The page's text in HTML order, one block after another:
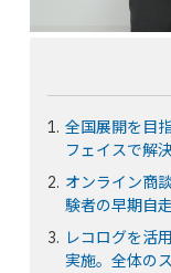
全国展開を目
フェイスで解決
オンライン商
験者の早期自
レコログを活
実施。全体の